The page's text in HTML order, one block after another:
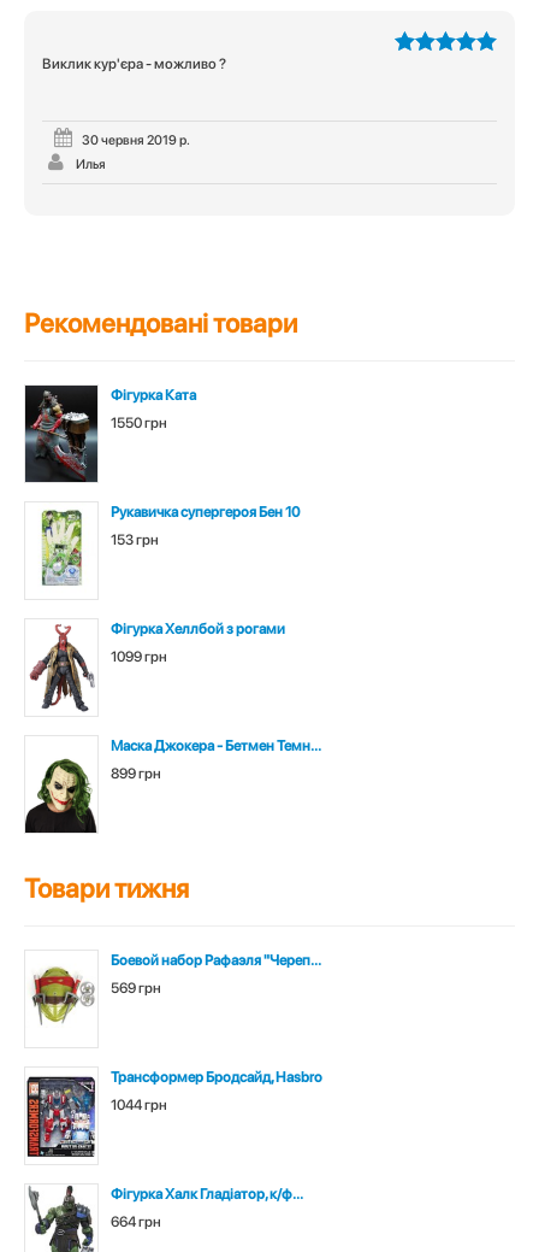
Виклик кур'єра - можливо ?
30 червня 2019 р.
Илья
Рекомендовані товари
Фігурка Ката
1550 грн
Рукавичка супергероя Бен 10
153 грн
Фігурка Хеллбой з рогами
1099 грн
Маска Джокера - Бетмен Темн...
899 грн
Товари тижня
Боевой набор Рафаэля "Череп...
569 грн
Трансформер Бродсайд, Hasbro
1044 грн
Фігурка Халк Гладіатор, к/ф...
664 грн